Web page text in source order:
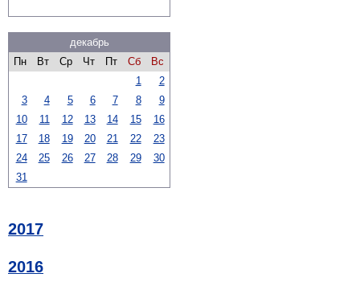
декабрь
Пн
Вт Ср Чт Пт Сб
Вс
1
2
3
4 5 6 7 8
9
10
11 12 13 14 15
16
17
18 19 20 21 22
23
24
25 26 27 28 29
30
31
2017
2016